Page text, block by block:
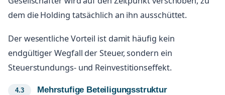
dem die Holding tatsächlich an ihn ausschüttet.
Der wesentliche Vorteil ist damit häufig kein
endgültiger Wegfall der Steuer, sondern ein
Steuerstundungs- und Reinvestitionseffekt.
Mehrstufige Beteiligungsstruktur